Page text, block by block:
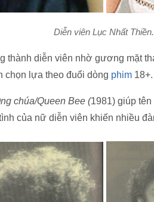
Diễn viên Lục Nhất Thiền.
thành diễn viên nhờ gương mặt
chọn lựa theo đuổi dòng phim 18+.
chúa/Queen Bee (1981) giúp
của nữ diễn viên khiến nhiều